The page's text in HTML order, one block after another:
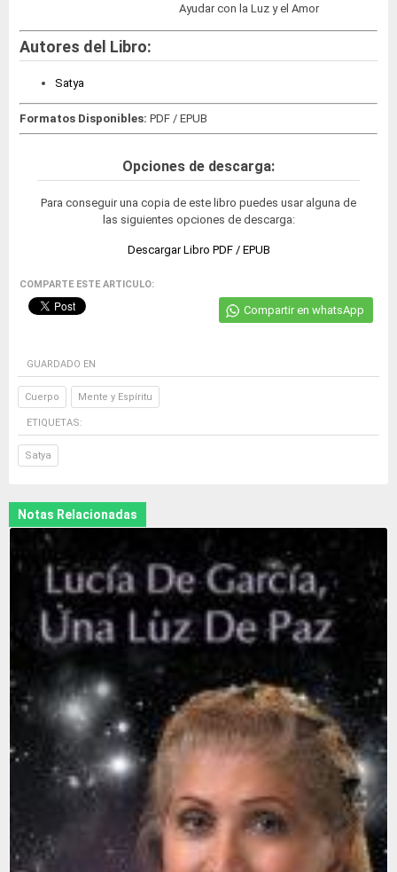
Ayudar con la Luz y el Amor
Autores del Libro:
Satya
Formatos Disponibles: PDF / EPUB
Opciones de descarga:
Para conseguir una copia de este libro puedes usar alguna de
las siguientes opciones de descarga:
Descargar Libro PDF / EPUB
COMPARTE ESTE ARTICULO:
Compartir en whatsApp
GUARDADO EN
Cuerpo Mente y Espíritu
ETIQUETAS:
Satya
Notas Relacionadas